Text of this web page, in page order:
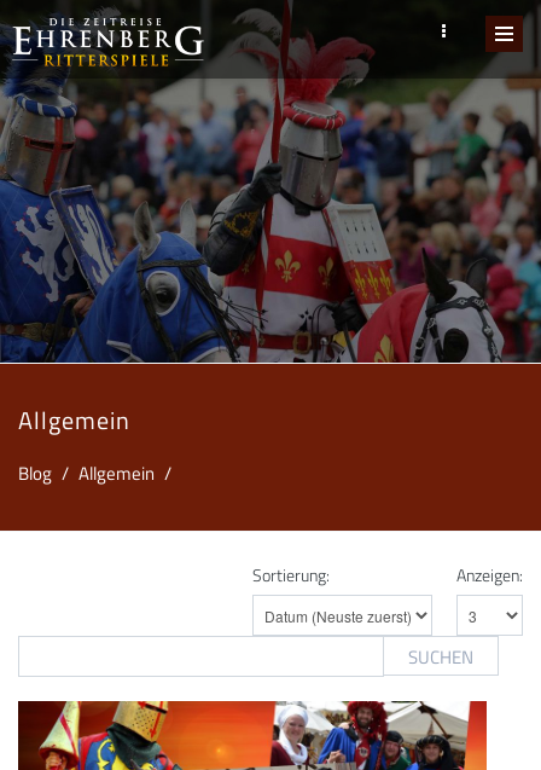
Allgemein
Blog / Allgemein /
Anzeigen:
Sortierung:
SUCHEN